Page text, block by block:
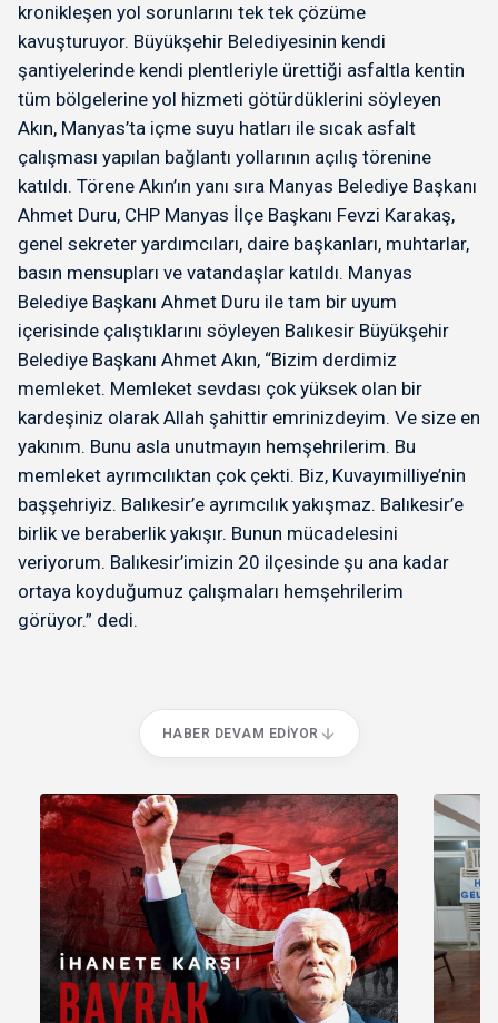
kronikleşen yol sorunlarını tek tek çözüme
kavuşturuyor. Büyükşehir Belediyesinin kendi
şantiyelerinde kendi plentleriyle ürettiği asfaltla kentin
tüm bölgelerine yol hizmeti götürdüklerini söyleyen
Akın, Manyas’ta içme suyu hatları ile sıcak asfalt
çalışması yapılan bağlantı yollarının açılış törenine
katıldı. Törene Akın’ın yanı sıra Manyas Belediye Başkanı
Ahmet Duru, CHP Manyas İlçe Başkanı Fevzi Karakaş,
genel sekreter yardımcıları, daire başkanları, muhtarlar,
basın mensupları ve vatandaşlar katıldı. Manyas
Belediye Başkanı Ahmet Duru ile tam bir uyum
içerisinde çalıştıklarını söyleyen Balıkesir Büyükşehir
Belediye Başkanı Ahmet Akın, “Bizim derdimiz
memleket. Memleket sevdası çok yüksek olan bir
kardeşiniz olarak Allah şahittir emrinizdeyim. Ve size en
yakınım. Bunu asla unutmayın hemşehrilerim. Bu
memleket ayrımcılıktan çok çekti. Biz, Kuvayımilliye’nin
başşehriyiz. Balıkesir’e ayrımcılık yakışmaz. Balıkesir’e
birlik ve beraberlik yakışır. Bunun mücadelesini
veriyorum. Balıkesir’imizin 20 ilçesinde şu ana kadar
ortaya koyduğumuz çalışmaları hemşehrilerim
görüyor.” dedi.
HABER DEVAM EDIYOR